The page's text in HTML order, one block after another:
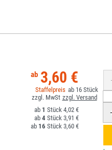
3,60 €
16
1
4,02 €
4
3,91 €
16
3,60 €